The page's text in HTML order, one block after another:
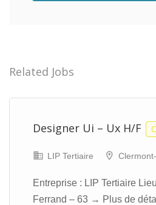
Related Jobs
Designer Ui – Ux H/F
LIP Tertiaire
Entreprise : LIP Tertiaire
Ferrand – 63 → Plus de